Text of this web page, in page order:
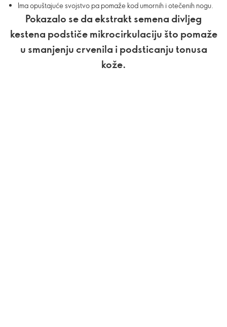
Ima opuštajuće svojstvo pa pomaže kod umornih i otečenih nogu.
Pokazalo se da ekstrakt semena divljeg
kestena podstiče mikrocirkulaciju što pomaže
u smanjenju crvenila i podsticanju tonusa
kože.